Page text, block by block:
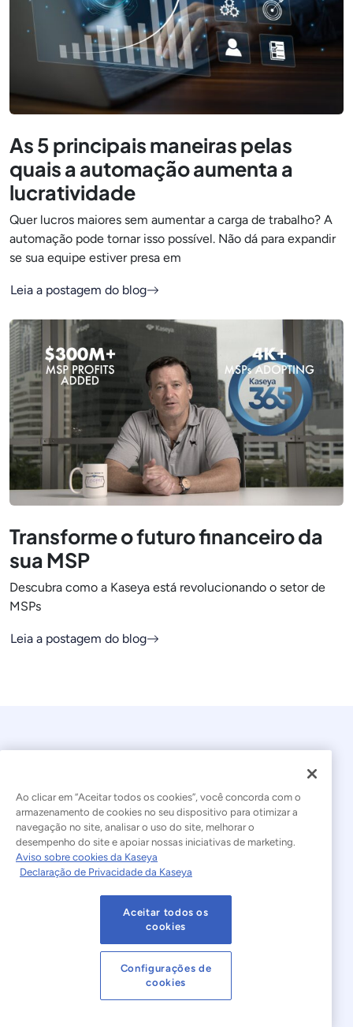
As 5 principais maneiras pelas
quais a automação aumenta a
lucratividade
Quer lucros maiores sem aumentar a carga de trabalho? A
automação pode tornar isso possível. Não dá para expandir
se sua equipe estiver presa em
Leia a postagem do blog
Transforme o futuro financeiro da
sua MSP
Descubra como a Kaseya está revolucionando o setor de
MSPs
Leia a postagem do blog
© 2026 Kaseya. Todos os direitos reservados.
Português Brasileiro
Declaração sobre a Escravidão Moderna
Termos de Uso do Site Declaração de Privacidade
Mapa do site Cookies Settings
Aviso sobre cookies
Ao clicar em “Aceitar todos os cookies”, você concorda com o
armazenamento de cookies no seu dispositivo para otimizar a
navegação no site, analisar o uso do site, melhorar o
desempenho do site e apoiar nossas iniciativas de marketing.
Aviso sobre cookies da Kaseya
Declaração de Privacidade da Kaseya
Aceitar todos os
cookies
Configurações de
cookies